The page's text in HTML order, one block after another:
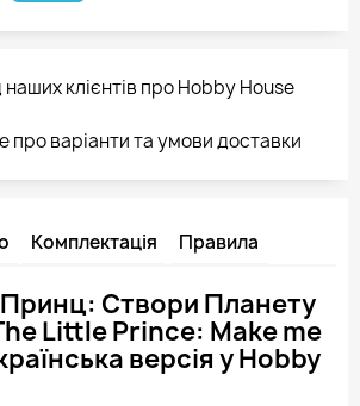
наших клієнтів про Hobby House
про варіанти та умови доставки
Комплектація Правила
Створи Планету
Little Prince: Make me
версія у Hobby